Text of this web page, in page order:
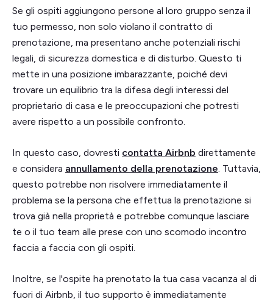
Se gli ospiti aggiungono persone al loro gruppo senza il
tuo permesso, non solo violano il contratto di
prenotazione, ma presentano anche potenziali rischi
legali, di sicurezza domestica e di disturbo. Questo ti
mette in una posizione imbarazzante, poiché devi
trovare un equilibrio tra la difesa degli interessi del
proprietario di casa e le preoccupazioni che potresti
avere rispetto a un possibile confronto.
In questo caso, dovresti contatta Airbnb direttamente
e considera annullamento della prenotazione . Tuttavia,
questo potrebbe non risolvere immediatamente il
problema se la persona che effettua la prenotazione si
trova già nella proprietà e potrebbe comunque lasciare
te o il tuo team alle prese con uno scomodo incontro
faccia a faccia con gli ospiti.
Inoltre, se l'ospite ha prenotato la tua casa vacanza al di
fuori di Airbnb, il tuo supporto è immediatamente